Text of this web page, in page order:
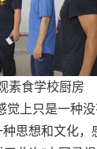
素食学校厨房
觉上只是一种
思想和文化，